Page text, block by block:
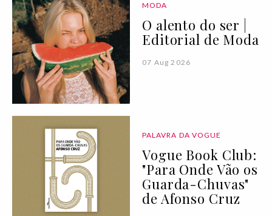
MODA
O alento do ser |
Editorial de Moda
07 Aug 2026
PALAVRA DA VOGUE
Vogue Book Club:
"Para Onde Vão os
Guarda-Chuvas"
de Afonso Cruz